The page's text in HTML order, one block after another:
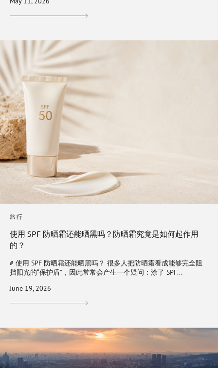
旅行
使用 SPF 防晒霜还能晒黑吗？防晒霜究竟是如何起作用
的？
# 使用 SPF 防晒霜还能晒黑吗？ 很多人把防晒霜看成能够完全阻
挡阳光的“保护盾”，因此常常会产生一个疑问：涂了 SPF...
June 19, 2026